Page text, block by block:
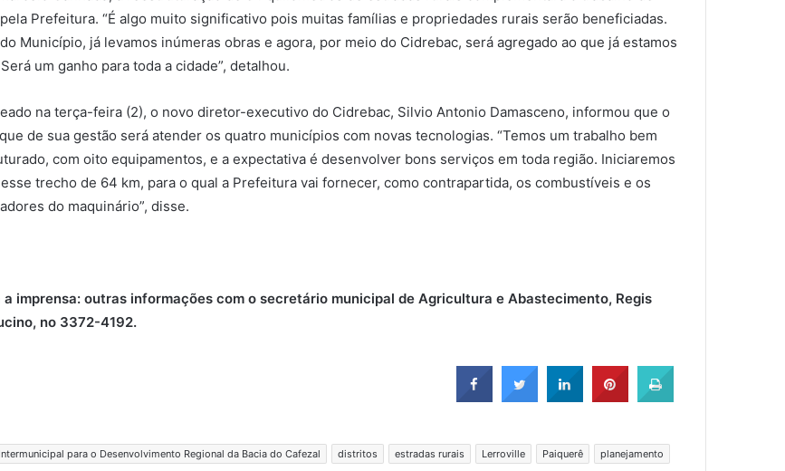
Prefeitura. “É algo muito significativo pois muitas famílias e propriedades rurais serão beneficiadas.
Município, já levamos inúmeras obras e agora, por meio do Cidrebac, será agregado ao que já estamos
um ganho para toda a cidade”, detalhou.
na terça-feira (2), o novo diretor-executivo do Cidrebac, Silvio Antonio Damasceno, informou que o
de sua gestão será atender os quatro municípios com novas tecnologias. “Temos um trabalho bem
com oito equipamentos, e a expectativa é desenvolver bons serviços em toda região. Iniciaremos
trecho de 64 km, para o qual a Prefeitura vai fornecer, como contrapartida, os combustíveis e os
do maquinário”, disse.
a imprensa: outras informações com o secretário municipal de Agricultura e Abastecimento, Regis
no 3372-4192.
para o Desenvolvimento Regional da Bacia do Cafezal distritos estradas rurais Lerroville Paiquerê
planejamento